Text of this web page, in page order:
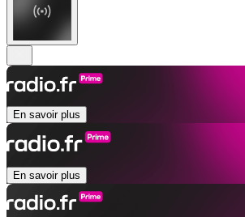
En savoir plus
En savoir plus